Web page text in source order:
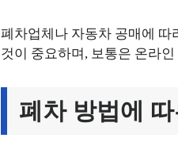
폐차업체나 자동차 공매에 따
것이 중요하며, 보통은 온라
폐차 방법에